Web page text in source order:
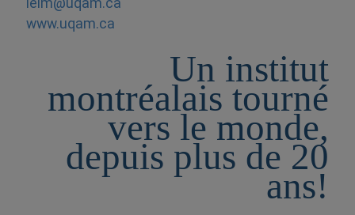
www.uqam.ca
Un institut
montréalais tourné
vers le monde,
depuis plus de 20
ans!